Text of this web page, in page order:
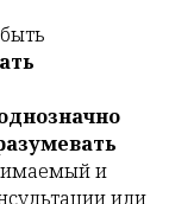
и
или